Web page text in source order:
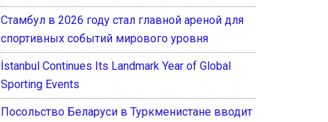
Стамбул в 2026 году стал главной ареной для
спортивных событий мирового уровня
İstanbul Continues Its Landmark Year of Global
Sporting Events
Посольство Беларуси в Туркменистане вводит